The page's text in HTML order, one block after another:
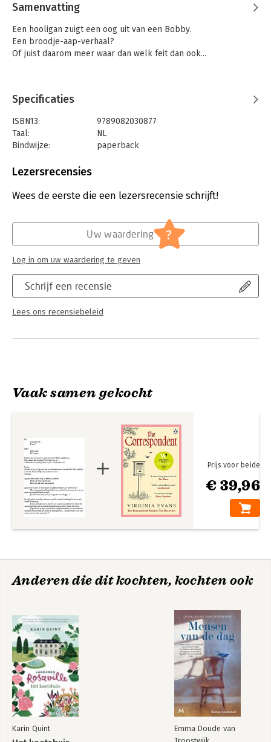
Samenvatting
Een hooligan zuigt een oog uit van een Bobby.
Een broodje-aap-verhaal?
Of juist daarom meer waar dan welk feit dan ook...
Specificaties
ISBN13:
9789082030877
Taal:
NL
Bindwijze:
paperback
Uitgever:
Verschijningsdatum:
15-7-2021
Literatuur en romans
boek.-’n Blog, deel II
Lezersrecensies
Wees de eerste die een lezersrecensie schrijft!
Schrijf een recensie
Lees ons recensiebeleid
Uw waardering ?
Log in om uw waardering te geven
Vaak samen gekocht
€ 39,96
Prijs voor beide
Anderen die dit kochten, kochten ook
Karin Quint
Emma Doude van